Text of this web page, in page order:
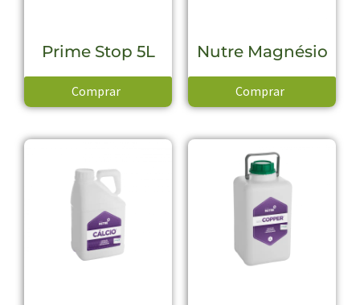
Prime Stop 5L
Comprar
Nutre Magnésio
Comprar